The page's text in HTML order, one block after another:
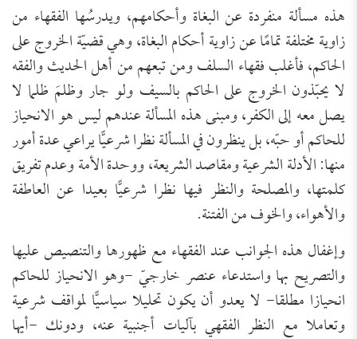
هذه مسألة منفردة عن البغاة وأحكامهم، ويدرسُها الفقهاء من
زاوية مختلفة تمامًا عن زاوية أحكام البغاة، وهي قضيّة الخروج على
الحاكم، فأغلب فقهاء السلف ومن تبعهم من أهل الحديث والفقه
لا يحبّذون الخروج على الحاكم بالسيف ولو جار وظلمَ ظلما لا
يصل معه إلى الكفر، ومبنى هذه المسألة عندهم ليس هو الانحياز
للحاكم أو حبّه، بل ينظرون في المسألة نظرا شرعيًّا يراعي عدة أمور
منها: الأدلة الشرعية ومقاصد الشريعة، ووحدة الأمة وعدم تفريق
كلمتها، والمصلحة والنظر فيها نظرا شرعيًّا بعيدا عن العاطفة
والأهواء، والخوف من الفتنة.
وإغفال هذه الجوانب عند الفقهاء مع ظهورها والتنصيص عليها
والتصريح بها واستدعاء عنصر خارجيّ -وهو الانحياز للحاكم
انحيازا مطلقا- لا يعدو أن يكون تحليلا سياسيًّا لمواقف شرعية
وتعاملا مع النظر الفقهي بآليات أجنبية عنه، ودونك -أيها